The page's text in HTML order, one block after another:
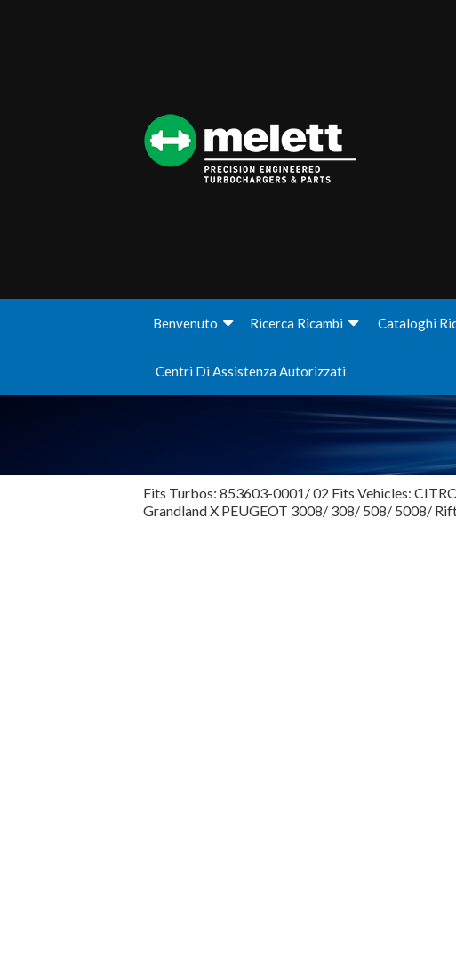
Benvenuto Ricerca Ricambi Cataloghi
Centri Di Assistenza Autorizzati
Fits Turbos: 853603-0001/ 02 Fits Vehicles:
Grandland X PEUGEOT 3008/ 308/ 508/ 5008/